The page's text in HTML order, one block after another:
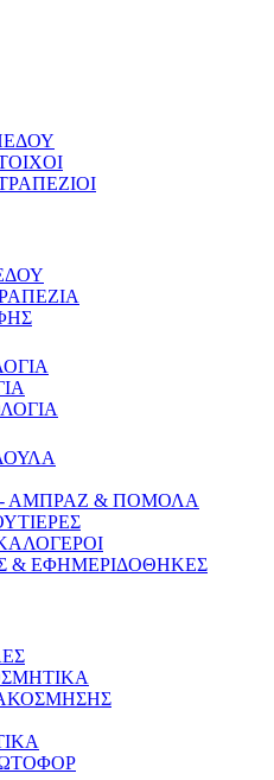
ΑΜΠΡΑΖ & ΠΟΜΟΛΑ
ΕΦΗΜΕΡΙΔΟΘΗΚΕΣ